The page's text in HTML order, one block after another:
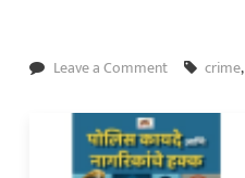
Leave a Commenton
नवऱ्यासह
पाच
जणांचा
crime,